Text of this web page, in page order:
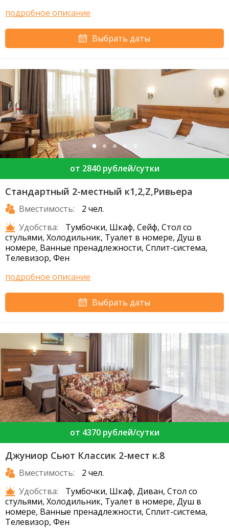
подробное описание
Выбрать даты
от 2840 рублей/сутки
Стандартный 2-местный к1,2,Z,Ривьера
Вместимость:
2 чел.
Удобства:
Тумбочки, Шкаф, Сейф, Стол со
стульями, Холодильник, Туалет в номере, Душ в
номере, Ванные пренадлежности, Сплит-система,
Телевизор, Фен
подробное описание
Выбрать даты
от 4370 рублей/сутки
Джуниор Сьют Классик 2-мест к.8
Вместимость:
2 чел.
Удобства:
Тумбочки, Шкаф, Диван, Стол со
стульями, Холодильник, Туалет в номере, Душ в
номере, Ванные пренадлежности, Сплит-система,
Телевизор, Фен